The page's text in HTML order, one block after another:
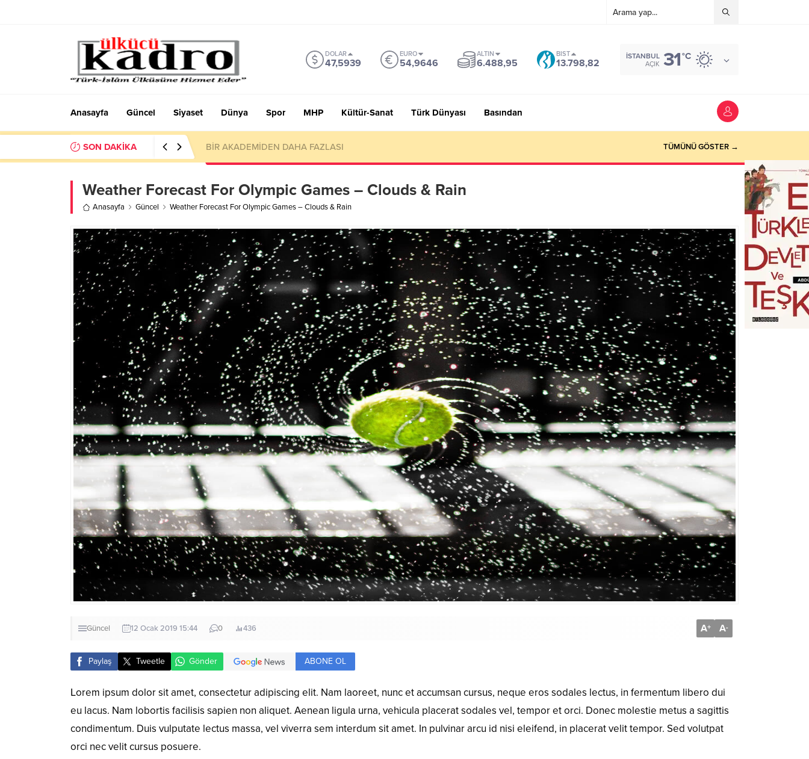
DOLAR
47,5939
EURO
54,9646
ALTIN
6.488,95
BIST
13.798,82
İSTANBUL
AÇIK 31°C
Anasayfa Güncel Siyaset Dünya Spor MHP Kültür-Sanat Türk Dünyası Basından
SON DAKİKA BİR AKADEMİDEN DAHA FAZLASI TÜMÜNÜ GÖSTER →
Weather Forecast For Olympic Games – Clouds & Rain
Anasayfa Güncel Weather Forecast For Olympic Games – Clouds & Rain
Güncel 12 Ocak 2019 15:44 0 436 A+ A-
Paylaş Tweetle Gönder ABONE OL
Lorem ipsum dolor sit amet, consectetur adipiscing elit. Nam laoreet, nunc et accumsan cursus, neque eros sodales lectus, in fermentum libero dui
eu lacus. Nam lobortis facilisis sapien non aliquet. Aenean ligula urna, vehicula placerat sodales vel, tempor et orci. Donec molestie metus a sagittis
condimentum. Duis vulputate lectus massa, vel viverra sem interdum sit amet. In pulvinar arcu id nisi eleifend, in placerat velit tempor. Sed volutpat
orci nec velit cursus posuere.